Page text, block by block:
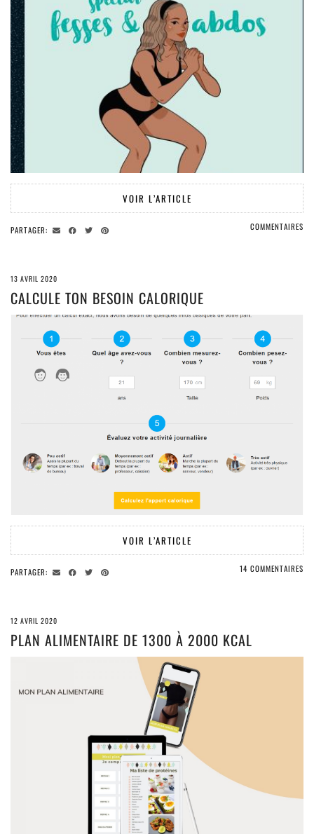
VOIR L’ARTICLE
PARTAGER: COMMENTAIRES
13 AVRIL 2020
CALCULE TON BESOIN CALORIQUE
VOIR L’ARTICLE
PARTAGER: 14 COMMENTAIRES
12 AVRIL 2020
PLAN ALIMENTAIRE DE 1300 À 2000 KCAL